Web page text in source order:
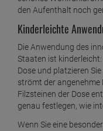
den Aufenthalt noch
Kinderleichte
Die Anwendung des
Staaten ist
Dose und platzieren
strömt der angenehme
Filzsteinen der Dose
genau festlegen, wie
Wenn Sie eine